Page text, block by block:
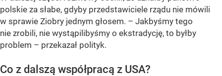
polskie za słabe, gdyby przedstawiciele rządu nie mówili
w sprawie Ziobry jednym głosem. – Jakbyśmy tego
nie zrobili, nie wystąpilibyśmy o ekstradycję, to byłby
problem – przekazał polityk.
Co z dalszą współpracą z USA?